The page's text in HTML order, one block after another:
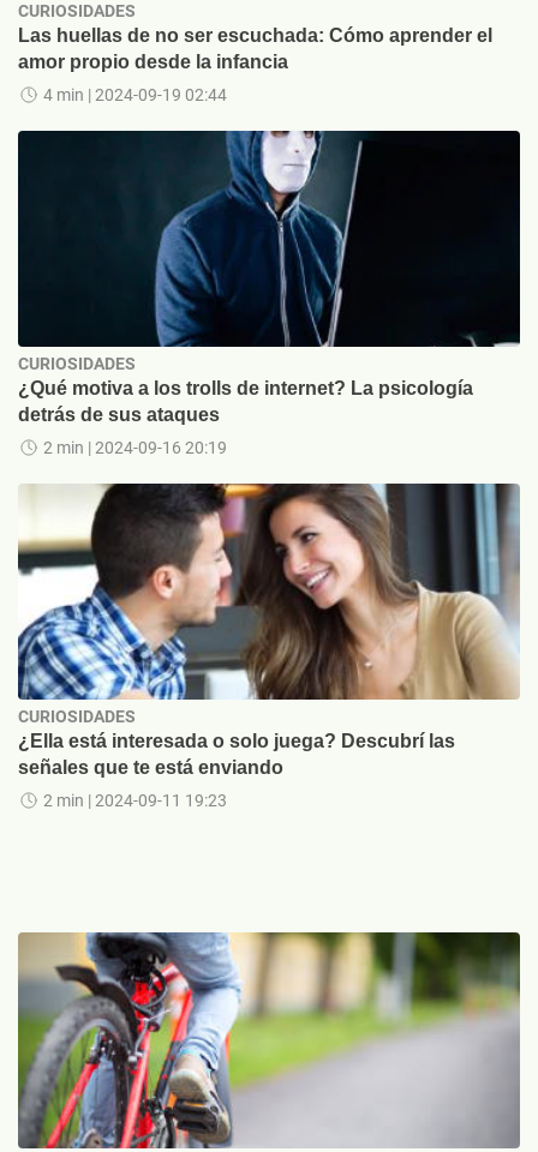
CURIOSIDADES
Las huellas de no ser escuchada: Cómo aprender el
amor propio desde la infancia
4 min | 2024-09-19 02:44
CURIOSIDADES
¿Qué motiva a los trolls de internet? La psicología
detrás de sus ataques
2 min | 2024-09-16 20:19
CURIOSIDADES
¿Ella está interesada o solo juega? Descubrí las
señales que te está enviando
2 min | 2024-09-11 19:23